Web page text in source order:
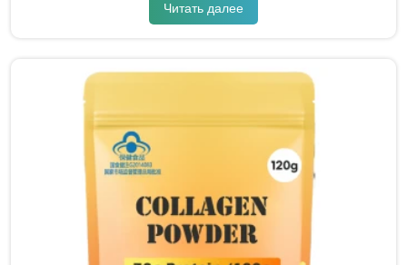
Читать далее